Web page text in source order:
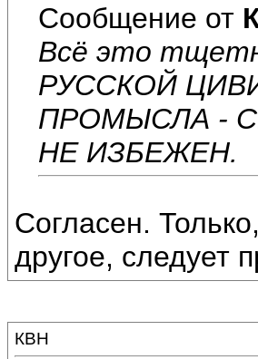
Сообщение от
Всё это
РУССКОЙ
ПРОМЫСЛА -
НЕ ИЗБЕЖЕН.
Согласен.
другое, следует
КВН